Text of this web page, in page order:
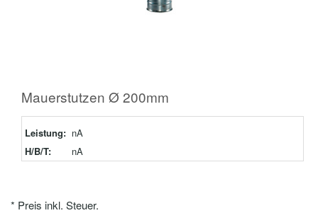
Mauerstutzen Ø 200mm
Leistung: nA
H/B/T:
nA
* Preis inkl. Steuer.